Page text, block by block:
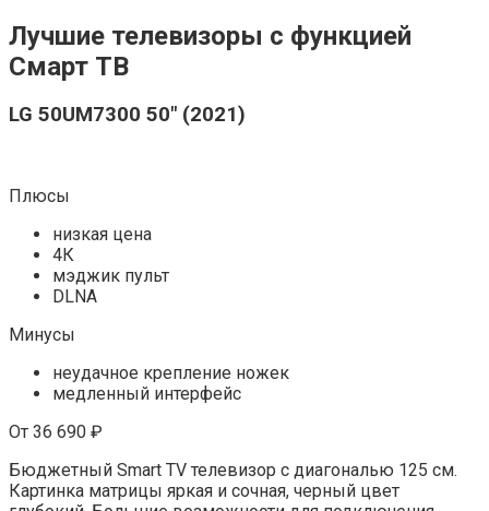
Лучшие телевизоры с функцией
Смарт ТВ
LG 50UM7300 50″ (2021)
Плюсы
низкая цена
4К
мэджик пульт
DLNA
Минусы
неудачное крепление ножек
медленный интерфейс
От 36 690 ₽
Бюджетный Smart TV телевизор с диагональю 125 см.
Картинка матрицы яркая и сочная, черный цвет